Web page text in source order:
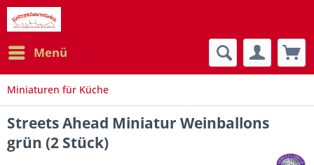
Menü
Miniaturen für Küche
Streets Ahead Miniatur Weinballons
grün (2 Stück)